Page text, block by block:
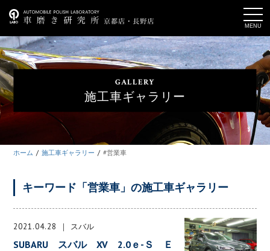
t
o
g
g
l
e
n
a
a
t
i
o
n
GALLERY
施工車ギャラリー
ホーム 施工車ギャラリー #営業車
キーワード「営業車」の施工車ギャラリー
2021.04.28 スバル
SUBARU スバル XV 2.0ｅ-Ｓ Ｅ